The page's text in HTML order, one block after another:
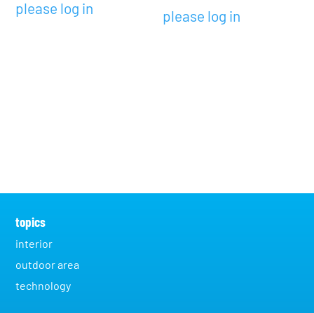
please log in please log in
topics
interior
outdoor area
technology